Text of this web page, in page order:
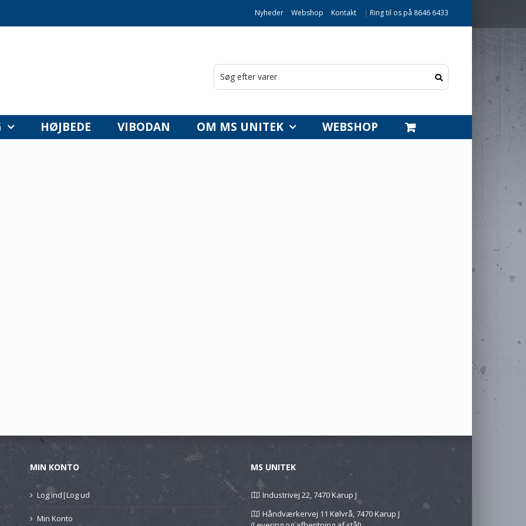
Nyheder Webshop Kontakt | Ring til os på 8646 6433
HØJBEDE VIBODAN OM MS UNITEK WEBSHOP
MIN KONTO
Log ind|Log ud
Min Konto
MS UNITEK
Industrivej 22, 7470 Karup J
Håndværkervej 11 Kølvrå, 7470 Karup J